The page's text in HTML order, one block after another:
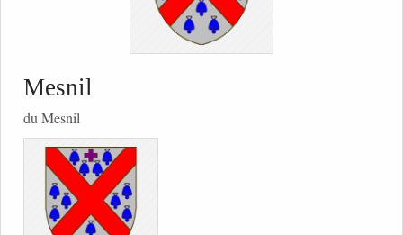
Mesnil
du Mesnil